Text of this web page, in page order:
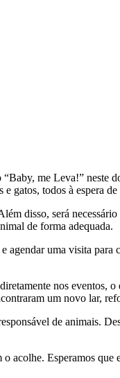
me Leva!” neste
gatos, todos à espera
disso, será
de forma adequada.
agendar uma visita
nos eventos,
um novo lar,
de animais.
Esperamos que